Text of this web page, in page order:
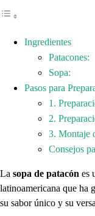
Ingredientes
Patacones:
Sopa:
Pasos para
1.
2.
3. Montaje
Consejos
La sopa de patacón es
latinoamericana que ha
su sabor único y su